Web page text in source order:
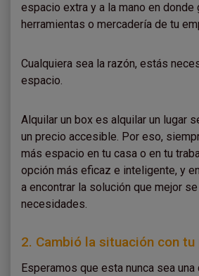
espacio extra y a la mano en donde
herramientas o mercadería de tu
Cualquiera sea la razón, estás
espacio.
Alquilar un box es alquilar un lugar
un precio accesible. Por eso,
más espacio en tu casa o en tu
opción más eficaz e inteligente, y
a encontrar la solución que mejor
necesidades.
2. Cambió la situación con tu
Esperamos que esta nunca sea